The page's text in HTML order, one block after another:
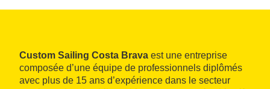
Custom Sailing Costa Brava est une entreprise
composée d’une équipe de professionnels diplômés
avec plus de 15 ans d’expérience dans le secteur